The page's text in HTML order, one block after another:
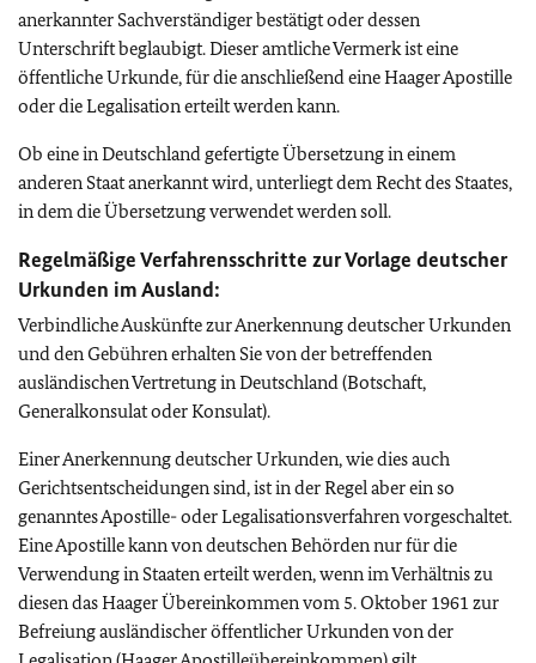
anerkannter Sachverständiger bestätigt oder dessen
Unterschrift beglaubigt. Dieser amtliche Vermerk ist eine
öffentliche Urkunde, für die anschließend eine Haager Apostille
oder die Legalisation erteilt werden kann.
Ob eine in Deutschland gefertigte Übersetzung in einem
anderen Staat anerkannt wird, unterliegt dem Recht des Staates,
in dem die Übersetzung verwendet werden soll.
Regelmäßige Verfahrensschritte zur Vorlage deutscher
Urkunden im Ausland:
Verbindliche Auskünfte zur Anerkennung deutscher Urkunden
und den Gebühren erhalten Sie von der betreffenden
ausländischen Vertretung in Deutschland (Botschaft,
Generalkonsulat oder Konsulat).
Einer Anerkennung deutscher Urkunden, wie dies auch
Gerichtsentscheidungen sind, ist in der Regel aber ein so
genanntes Apostille- oder Legalisationsverfahren vorgeschaltet.
Eine Apostille kann von deutschen Behörden nur für die
Verwendung in Staaten erteilt werden, wenn im Verhältnis zu
diesen das Haager Übereinkommen vom 5. Oktober 1961 zur
Befreiung ausländischer öffentlicher Urkunden von der